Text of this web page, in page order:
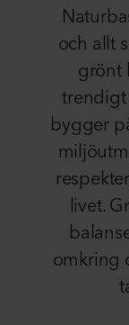
och allt
grönt
trendigt
bygger
livet.
omkring